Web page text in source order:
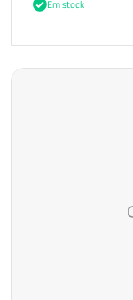
Em stock